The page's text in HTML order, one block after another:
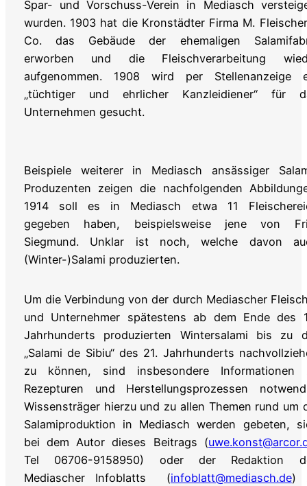
Spar- und Vorschuss-Verein in Mediasch
wurden. 1903 hat die Kronstädter Firma M.
Co. das Gebäude der ehemaligen
erworben und die Fleischverarbeitung
aufgenommen. 1908 wird per Stellenanzeige
„tüchtiger und ehrlicher Kanzleidiener“ für
Unternehmen gesucht.
Beispiele weiterer in Mediasch ansässiger
Produzenten zeigen die nachfolgenden
1914 soll es in Mediasch etwa 11
gegeben haben, beispielsweise jene von
Siegmund. Unklar ist noch, welche davon
(Winter-)Salami produzierten.
Um die Verbindung von der durch Mediascher
und Unternehmer spätestens ab dem Ende des
Jahrhunderts produzierten Wintersalami bis zu
„Salami de Sibiu“ des 21. Jahrhunderts
zu können, sind insbesondere Informationen
Rezepturen und Herstellungsprozessen
Wissensträger hierzu und zu allen Themen rund um
Salamiproduktion in Mediasch werden gebeten,
bei dem Autor dieses Beitrags (
Tel 06706-9158950) oder der Redaktion
Mediascher Infoblatts (infoblatt@mediasch.de)